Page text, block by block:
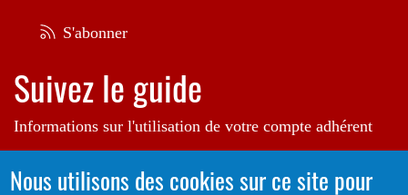
S'abonner
Suivez le guide
Informations sur l'utilisation de votre compte adhérent
Voir le guide
Nous utilisons des cookies sur ce site pour